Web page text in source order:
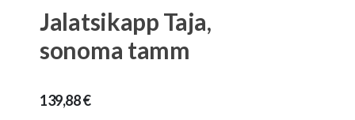
beginning
Jalatsikapp Taja,
sonoma tamm
139,88 €